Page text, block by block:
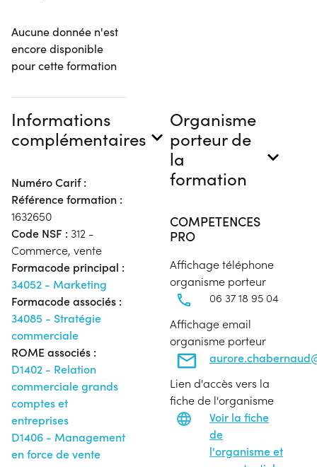
Aucune donnée n'est
encore disponible
pour cette formation
Informations
complémentaires
Numéro Carif :
Référence formation :
1632650
Code NSF : 312 -
Commerce, vente
Formacode principal :
34052 - Marketing
Formacode associés :
34085 - Stratégie
commerciale
ROME associés :
D1402 - Relation
commerciale grands
comptes et
entreprises
D1406 - Management
en force de vente
Organisme
porteur de
la
formation
COMPETENCES
PRO
Affichage téléphone
organisme porteur
06 37 18 95 04
Affichage email
organisme porteur
Lien d'accès vers la
fiche de l'organisme
Voir la fiche
de
l'organisme et